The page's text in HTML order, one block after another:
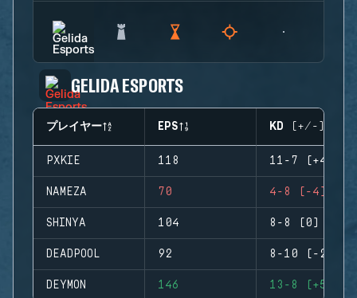
GELIDA ESPORTS
プレイヤー EPS KD (+/-)
PXKIE 118 11-7 (+4)
NAMEZA 70 4-8 (-4)
SHINYA 104 8-8 (0)
DEADPOOL 92 8-10 (-2)
DEYMON 146 13-8 (+5)